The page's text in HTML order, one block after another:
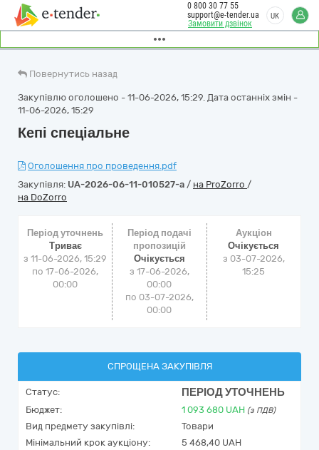
Замовити дзвінок
0 800 30 77 55
support@e-tender.ua
UK
Повернутись назад
Закупівлю оголошено - 11-06-2026, 15:29. Дата останніх змін -
11-06-2026, 15:29
Кепі спеціальне
Оголошення про проведення.pdf
Закупівля: UA-2026-06-11-010527-a / на ProZorro /
на DoZorro
Період уточнень
Триває
з 11-06-2026, 15:29
по 17-06-2026,
00:00
Період подачі
пропозицій
Очікується
з 17-06-2026,
00:00
по 03-07-2026,
00:00
Аукціон
Очікується
з 03-07-2026,
15:25
СПРОЩЕНА ЗАКУПІВЛЯ
Статус: ПЕРІОД УТОЧНЕНЬ
Бюджет: 1 093 680 UAH (з ПДВ)
Вид предмету закупівлі:
Товари
Мінімальний крок аукціону:
5 468,40 UAH